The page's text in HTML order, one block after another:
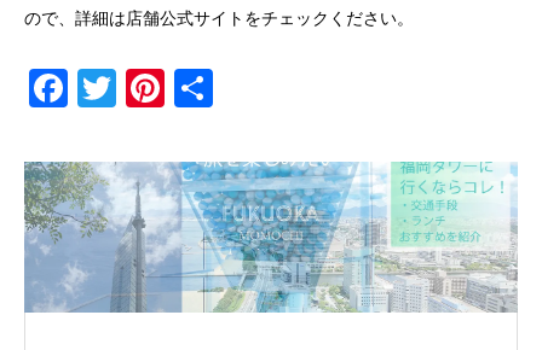
ので、詳細は店舗公式サイトをチェックください。
F
c
e
b
o
o
T
tt
er
Pi
er
e
st